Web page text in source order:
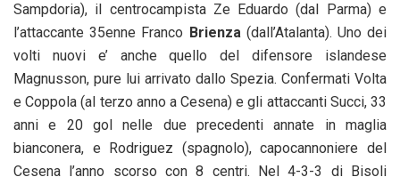
Sampdoria), il centrocampista Ze Eduardo (dal Parma) e
l’attaccante 35enne Franco Brienza(dall’Atalanta). Uno dei
volti nuovi e’ anche quello del difensore islandese
Magnusson, pure lui arrivato dallo Spezia. Confermati Volta
e Coppola (al terzo anno a Cesena) e gli attaccanti Succi, 33
anni e 20 gol nelle due precedenti annate in maglia
bianconera, e Rodriguez (spagnolo), capocannoniere del
Cesena l’anno scorso con 8 centri. Nel 4-3-3 di Bisoli